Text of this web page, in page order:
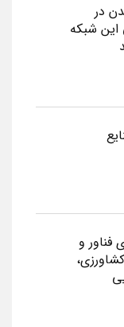
در
این شبکه
و